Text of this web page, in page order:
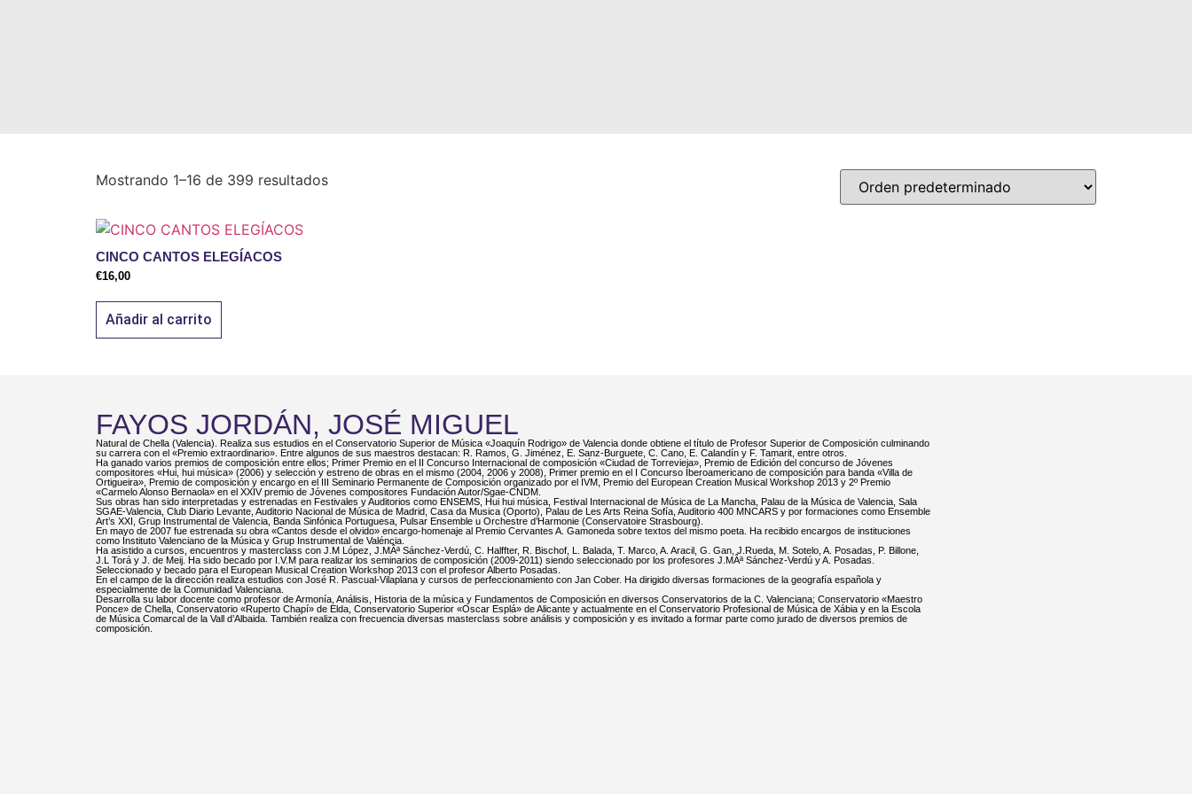
Mostrando 1–16 de 399 resultados
CINCO CANTOS ELEGÍACOS
€16,00
Añadir al carrito
FAYOS JORDÁN, JOSÉ MIGUEL
Natural de Chella (Valencia). Realiza sus estudios en el Conservatorio Superior de Música «Joaquín Rodrigo» de Valencia donde obtiene el título de Profesor Superior de Composición culminando
su carrera con el «Premio extraordinario». Entre algunos de sus maestros destacan: R. Ramos, G. Jiménez, E. Sanz-Burguete, C. Cano, E. Calandín y F. Tamarit, entre otros.
Ha ganado varios premios de composición entre ellos; Primer Premio en el II Concurso Internacional de composición «Ciudad de Torrevieja», Premio de Edición del concurso de Jóvenes
compositores «Hui, hui música» (2006) y selección y estreno de obras en el mismo (2004, 2006 y 2008), Primer premio en el I Concurso Iberoamericano de composición para banda «Villa de
Ortigueira», Premio de composición y encargo en el III Seminario Permanente de Composición organizado por el IVM, Premio del European Creation Musical Workshop 2013 y 2º Premio
«Carmelo Alonso Bernaola» en el XXIV premio de Jóvenes compositores Fundación Autor/Sgae-CNDM.
Sus obras han sido interpretadas y estrenadas en Festivales y Auditorios como ENSEMS, Hui hui música, Festival Internacional de Música de La Mancha, Palau de la Música de Valencia, Sala
SGAE-Valencia, Club Diario Levante, Auditorio Nacional de Música de Madrid, Casa da Musica (Oporto), Palau de Les Arts Reina Sofía, Auditorio 400 MNCARS y por formaciones como Ensemble
Art’s XXI, Grup Instrumental de Valencia, Banda Sinfónica Portuguesa, Pulsar Ensemble u Orchestre d’Harmonie (Conservatoire Strasbourg).
En mayo de 2007 fue estrenada su obra «Cantos desde el olvido» encargo-homenaje al Premio Cervantes A. Gamoneda sobre textos del mismo poeta. Ha recibido encargos de instituciones
como Instituto Valenciano de la Música y Grup Instrumental de Valéncia.
Ha asistido a cursos, encuentros y masterclass con J.M López, J.MÂª Sánchez-Verdú, C. Halffter, R. Bischof, L. Balada, T. Marco, A. Aracil, G. Gan, J.Rueda, M. Sotelo, A. Posadas, P. Billone,
J.L Torá y J. de Meij. Ha sido becado por I.V.M para realizar los seminarios de composición (2009-2011) siendo seleccionado por los profesores J.MÂª Sánchez-Verdú y A. Posadas.
Seleccionado y becado para el European Musical Creation Workshop 2013 con el profesor Alberto Posadas.
En el campo de la dirección realiza estudios con José R. Pascual-Vilaplana y cursos de perfeccionamiento con Jan Cober. Ha dirigido diversas formaciones de la geografía española y
especialmente de la Comunidad Valenciana.
Desarrolla su labor docente como profesor de Armonía, Análisis, Historia de la música y Fundamentos de Composición en diversos Conservatorios de la C. Valenciana; Conservatorio «Maestro
Ponce» de Chella, Conservatorio «Ruperto Chapí» de Elda, Conservatorio Superior «Oscar Esplá» de Alicante y actualmente en el Conservatorio Profesional de Música de Xábia y en la Escola
de Música Comarcal de la Vall d’Albaida. También realiza con frecuencia diversas masterclass sobre análisis y composición y es invitado a formar parte como jurado de diversos premios de
composición.